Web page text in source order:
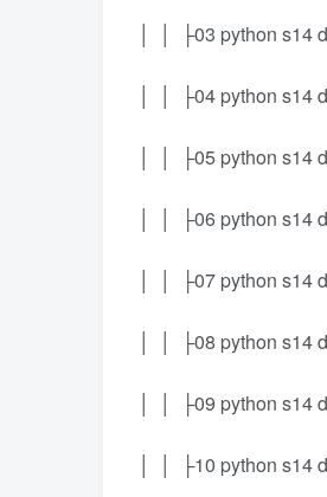
│ │ ├03 python s14
│ │ ├04 python s14
│ │ ├05 python s14
│ │ ├06 python s14
│ │ ├07 python s14
│ │ ├08 python s14
│ │ ├09 python s14
│ │ ├10 python s14